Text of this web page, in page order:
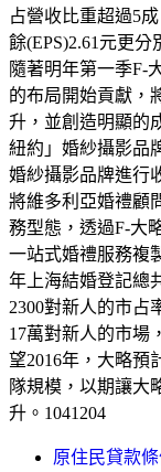
占營收比重超過5
餘(EPS)2.61元更分
隨著明年第一季F-
的布局開始貢獻，
升，並創造明顯的
紐約」婚紗攝影品
婚紗攝影品牌進行
將維多利亞婚禮顧
務型態，透過F-大
一站式婚禮服務複
年上海結婚登記總
2300對新人的市占
17萬對新人的市場
望2016年，大略預
隊規模，以期讓大
升。1041204
原住民貸款